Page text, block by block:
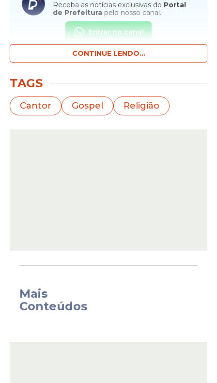
Receba as notícias exclusivas do Portal
de Prefeitura pelo nosso canal.
Entrar no canal
comunicar que dará início a uma nova
direções musicais.
forma consciente e com o "coração
Segundo ele, a mudança não significa uma
negação do passado, mas sim uma
CONTINUE LENDO...
TAGS
Cantor Gospel Religião
Mais
Conteúdos